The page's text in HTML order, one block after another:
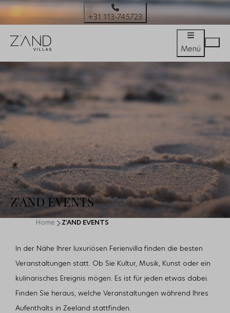
+31 113-745723
Menü
Z'AND EVENTS
Home Z'AND EVENTS
In der Nähe Ihrer luxuriösen Ferienvilla finden die besten
Veranstaltungen statt. Ob Sie Kultur, Musik, Kunst oder ein
kulinarisches Ereignis mögen. Es ist für jeden etwas dabei.
Finden Sie heraus, welche Veranstaltungen während Ihres
Aufenthalts in Zeeland stattfinden.